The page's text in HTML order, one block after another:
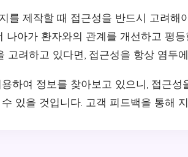
를 제작할 때 접근성을 반드시 고려해
나아가 환자와의 관계를 개선하고 평
고려하고 있다면, 접근성을 항상 염두
하여 정보를 찾아보고 있으니, 접근
있을 것입니다. 고객 피드백을 통해